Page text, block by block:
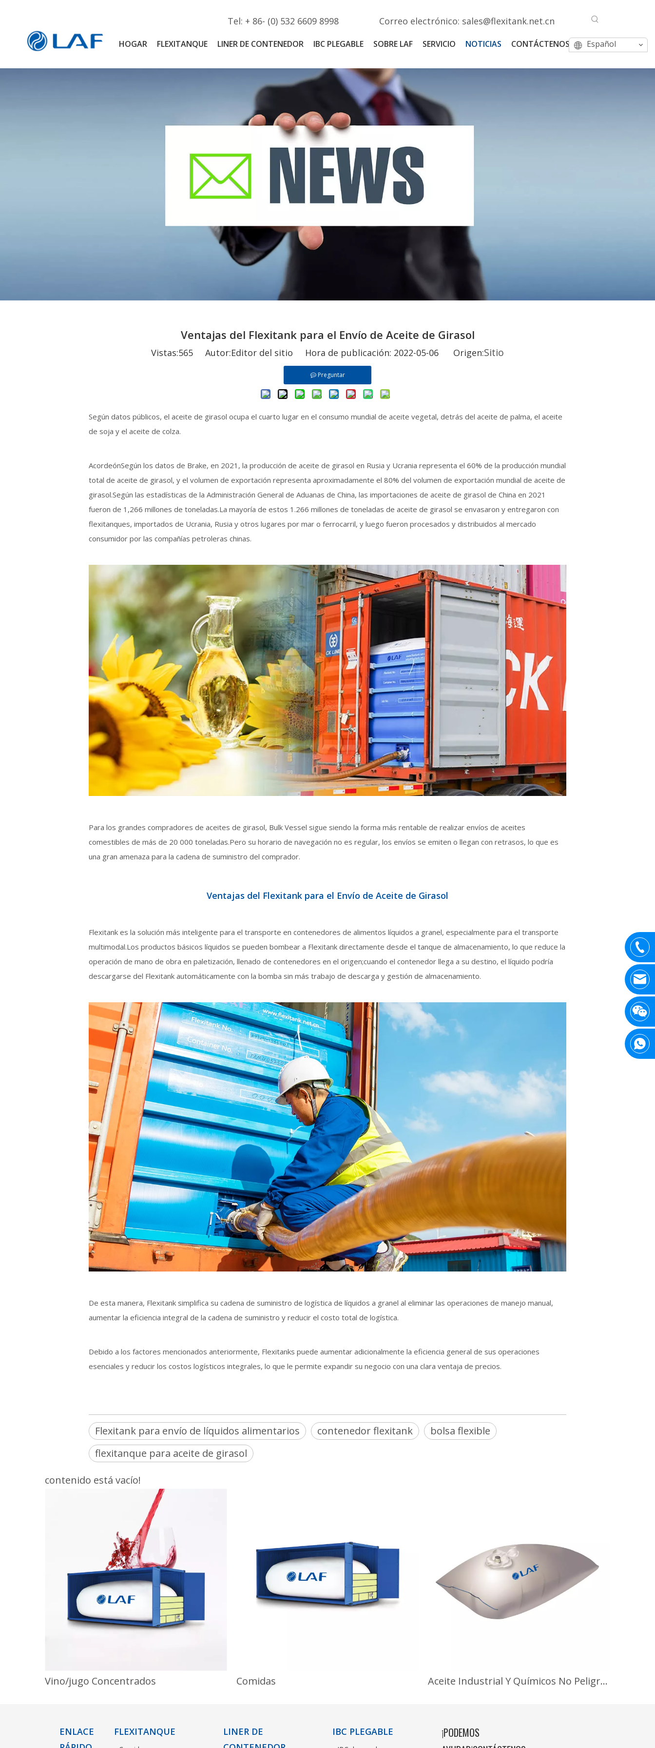
Tel: + 86- (0) 532 6609 8998 Correo electrónico: sales@flexitank.net.cn
HOGAR FLEXITANQUE LINER DE CONTENEDOR IBC PLEGABLE SOBRE LAF SERVICIO NOTICIAS CONTÁCTENOS Español
Ventajas del Flexitank para el Envío de Aceite de Girasol
Vistas:565 Autor:Editor del sitio Hora de publicación: 2022-05-06 Origen:Sitio
Preguntar
Según datos públicos, el aceite de girasol ocupa el cuarto lugar en el consumo mundial de aceite vegetal, detrás del aceite de palma, el aceite
de soja y el aceite de colza.
AcordeónSegún los datos de Brake, en 2021, la producción de aceite de girasol en Rusia y Ucrania representa el 60% de la producción mundial
total de aceite de girasol, y el volumen de exportación representa aproximadamente el 80% del volumen de exportación mundial de aceite de
girasol.Según las estadísticas de la Administración General de Aduanas de China, las importaciones de aceite de girasol de China en 2021
fueron de 1,266 millones de toneladas.La mayoría de estos 1.266 millones de toneladas de aceite de girasol se envasaron y entregaron con
flexitanques, importados de Ucrania, Rusia y otros lugares por mar o ferrocarril, y luego fueron procesados ​​y distribuidos al mercado
consumidor por las compañías petroleras chinas.
Para los grandes compradores de aceites de girasol, Bulk Vessel sigue siendo la forma más rentable de realizar envíos de aceites
comestibles de más de 20 000 toneladas.Pero su horario de navegación no es regular, los envíos se emiten o llegan con retrasos, lo que es
una gran amenaza para la cadena de suministro del comprador.
Ventajas del Flexitank para el Envío de Aceite de Girasol
Flexitank es la solución más inteligente para el transporte en contenedores de alimentos líquidos a granel, especialmente para el transporte
multimodal.Los productos básicos líquidos se pueden bombear a Flexitank directamente desde el tanque de almacenamiento, lo que reduce la
operación de mano de obra en paletización, llenado de contenedores en el origen;cuando el contenedor llega a su destino, el líquido podría
descargarse del Flexitank automáticamente con la bomba sin más trabajo de descarga y gestión de almacenamiento.
De esta manera, Flexitank simplifica su cadena de suministro de logística de líquidos a granel al eliminar las operaciones de manejo manual,
aumentar la eficiencia integral de la cadena de suministro y reducir el costo total de logística.
Debido a los factores mencionados anteriormente, Flexitanks puede aumentar adicionalmente la eficiencia general de sus operaciones
esenciales y reducir los costos logísticos integrales, lo que le permite expandir su negocio con una clara ventaja de precios.
Flexitank para envío de líquidos alimentarios contenedor flexitank
bolsa flexible
flexitanque para aceite de girasol
contenido está vacío!
Vino/jugo Concentrados Comidas Aceite Industrial Y Químicos No Peligrosos
ENLACE
FLEXITANQUE
LINER DE
IBC PLEGABLE
¡PODEMOS